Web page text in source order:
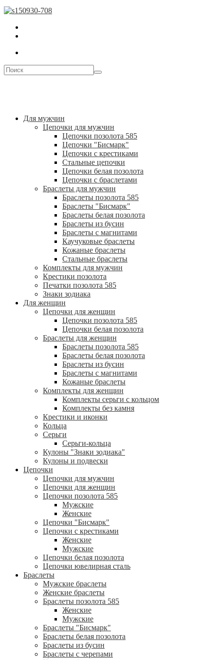
Для мужчин
Цепочки для мужчин
Цепочки позолота 585
Цепочки "Бисмарк"
Цепочки с крестиками
Стальные цепочки
Цепочки белая позолота
Цепочки с браслетами
Браслеты для мужчин
Браслеты позолота 585
Браслеты "Бисмарк"
Браслеты белая позолота
Браслеты из бусин
Браслеты с магнитами
Каучуковые браслеты
Кожаные браслеты
Стальные браслеты
Комплекты для мужчин
Крестики позолота
Печатки позолота 585
Знаки зодиака
Для женщин
Цепочки для женщин
Цепочки позолота 585
Цепочки белая позолота
Браслеты для женщин
Браслеты позолота 585
Браслеты белая позолота
Браслеты из бусин
Браслеты с магнитами
Кожаные браслеты
Комплекты для женщин
Комплекты серьги с кольцом
Комплекты без камня
Крестики и иконки
Кольца
Серьги
Серьги-кольца
Кулоны "Знаки зодиака"
Кулоны и подвески
Цепочки
Цепочки для мужчин
Цепочки для женщин
Цепочки позолота 585
Мужские
Женские
Цепочки "Бисмарк"
Цепочки с крестиками
Женские
Мужские
Цепочки белая позолота
Цепочки ювелирная сталь
Браслеты
Мужские браслеты
Женские браслеты
Браслеты позолота 585
Женские
Мужские
Браслеты "Бисмарк"
Браслеты белая позолота
Браслеты из бусин
Браслеты с черепами